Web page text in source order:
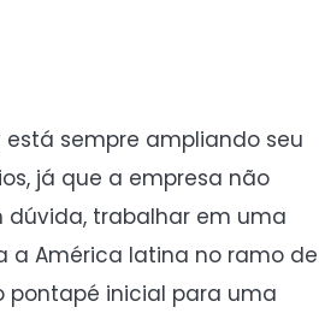
está sempre ampliando seu
já que a empresa não
dúvida, trabalhar em uma
a América latina no ramo de
pontapé inicial para uma